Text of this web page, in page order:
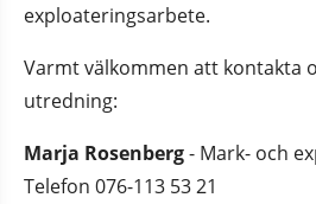
exploateringsarbete.
Varmt välkommen att kontakta
utredning:
Marja Rosenberg - Mark- och
Telefon 076-113 53 21